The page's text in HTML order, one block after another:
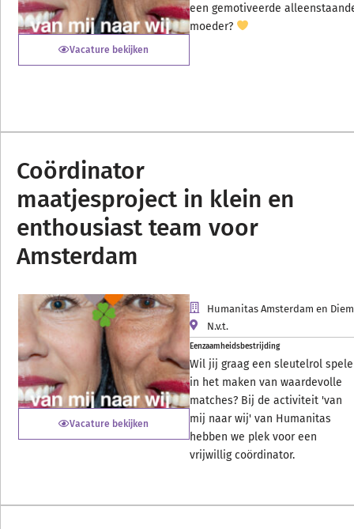
Vacature bekijken
een gemotiveerde
moeder?
Coördinator
maatjesproject in klein en
enthousiast team voor
Amsterdam
Vacature bekijken
Humanitas Amsterdam en
N.v.t.
Eenzaamheidsbestrijding
Wil jij graag een sleutelrol
in het maken van waardevolle
matches? Bij de activiteit 'van
mij naar wij' van Humanitas
hebben we plek voor een
vrijwillig coördinator.